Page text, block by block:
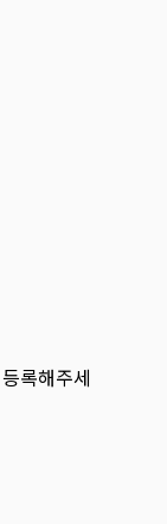
록해주세